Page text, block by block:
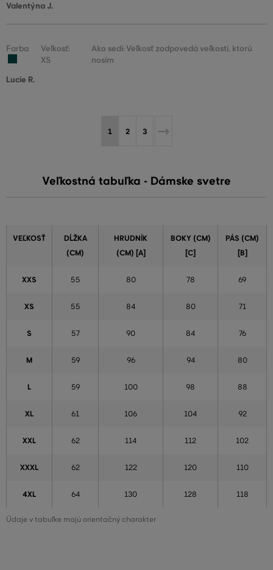
Valentýna J.
Farba
Veľkosť:
XS
Ako sedí: Veľkosť zodpovedá veľkosti, ktorú
nosím
Lucie R.
1 2 3
Veľkostná tabuľka - Dámske svetre
Údaje v tabuľke majú orientačný charakter
VEĽKOSŤ
DĹŽKA
(CM)
HRUDNÍK
(CM) [A]
BOKY (CM)
[C]
PÁS (CM)
[B]
XXS 55 80 78 69
XS 55 84 80 71
S 57 90 84 76
M 59 96 94 80
L 59 100 98 88
XL 61 106 104 92
XXL 62 114 112 102
XXXL 62 122 120 110
4XL 64 130 128 118